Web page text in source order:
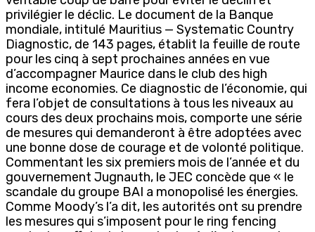
privilégier le déclic. Le document de la Banque
mondiale, intitulé Mauritius — Systematic Country
Diagnostic, de 143 pages, établit la feuille de route
pour les cinq à sept prochaines années en vue
d’accompagner Maurice dans le club des high
income economies. Ce diagnostic de l’économie, qui
fera l’objet de consultations à tous les niveaux au
cours des deux prochains mois, comporte une série
de mesures qui demanderont à être adoptées avec
une bonne dose de courage et de volonté politique.
Commentant les six premiers mois de l’année et du
gouvernement Jugnauth, le JEC concède que « le
scandale du groupe BAI a monopolisé les énergies.
Comme Moody’s l’a dit, les autorités ont su prendre
les mesures qui s’imposent pour le ring fencing